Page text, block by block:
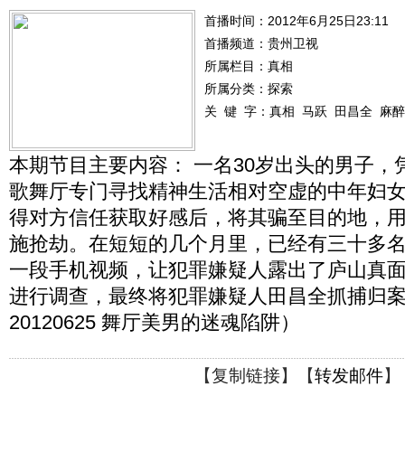
首播时间：2012年6月25日23:11
首播频道： 贵州卫视
所属栏目： 真相
所属分类：探索
关 键 字： 真相 马跃 田昌全 麻
本期节目主要内容： 一名30岁出头的男子，
歌舞厅专门寻找精神生活相对空虚的中年妇
得对方信任获取好感后，将其骗至目的地，
施抢劫。在短短的几个月里，已经有三十多
一段手机视频，让犯罪嫌疑人露出了庐山真
进行调查，最终将犯罪嫌疑人田昌全抓捕归
20120625 舞厅美男的迷魂陷阱）
【复制链接】【转发邮件】